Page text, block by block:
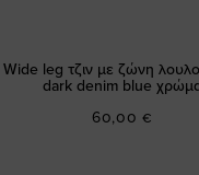
Wide leg τζιν με ζώνη
dark denim blue
60,00 €